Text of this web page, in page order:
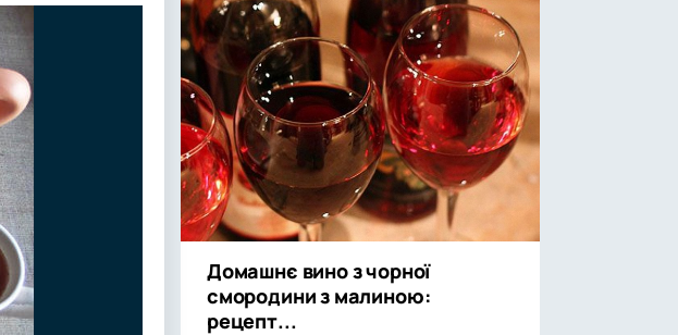
Домашнє вино з чорної
смородини з малиною:
рецепт...